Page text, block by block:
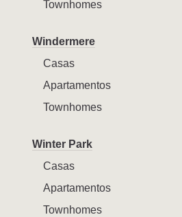
Townhomes
Windermere
Casas
Apartamentos
Townhomes
Winter Park
Casas
Apartamentos
Townhomes